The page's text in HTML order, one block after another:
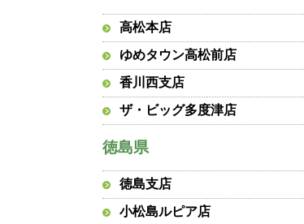
高松本店
ゆめタウン高松前店
香川西支店
ザ・ビッグ多度津店
徳島県
徳島支店
小松島ルピア店